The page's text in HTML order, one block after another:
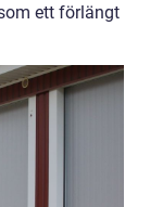
ett förlängt